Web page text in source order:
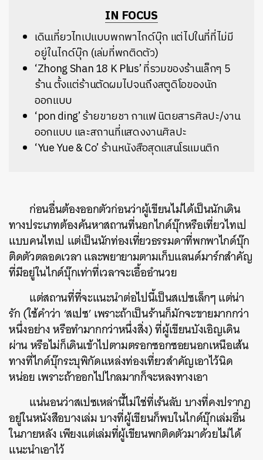
IN FOCUS
เดินเที่ยวไทเปแบบพกพาไกด์บุ๊ก แต่ไปในที่ที่ไม่มี
อยู่ในไกด์บุ๊ก (เล่มที่พกติดตัว)
‘Zhong Shan 18 K Plus’ ที่รวมของร้านเล็กๆ 5
ร้าน ตั้งแต่ร้านตัดผมไปจนถึงสตูดิโอของนัก
ออกแบบ
‘pon ding’ ร้ายขายชา กาแฟ นิตยสารศิลปะ/งาน
ออกแบบ และสถานที่แสดงงานศิลปะ
‘Yue Yue & Co’ ร้านหนังสือสุดแสนโรแมนติก
ก่อนอื่นต้องออกตัวก่อนว่าผู้เขียนไม่ได้เป็นนักเดิน
ทางประเภทต้องค้นหาสถานที่นอกไกด์บุ๊กหรือเที่ยวไทเป
แบบคนไทเป แต่เป็นนักท่องเที่ยวธรรมดาที่พกพาไกด์บุ๊ก
ติดตัวตลอดเวลา และพยายามตามเก็บแลนด์มาร์กสำคัญ
ที่มีอยู่ในไกด์บุ๊กเท่าที่เวลาจะเอื้ออำนวย
แต่สถานที่ที่จะแนะนำต่อไปนี้เป็นสเปซเล็กๆ แต่น่า
รัก (ใช้คำว่า ‘สเปซ’ เพราะถ้าเป็นร้านก็มักจะขายมากกว่า
หนึ่งอย่าง หรือทำมากกว่าหนึ่งสิ่ง) ที่ผู้เขียนบังเอิญเดิน
ผ่าน หรือไม่ก็เดินเข้าไปตามตรอกซอกซอยนอกเหนือเส้น
ทางที่ไกด์บุ๊กระบุพิกัดแหล่งท่องเที่ยวสำคัญเอาไว้นิด
หน่อย เพราะถ้าออกไปไกลมากก็จะหลงทางเอา
แน่นอนว่าสเปซเหล่านี้ไม่ใช่ที่เร้นลับ บางที่คงปรากฏ
อยู่ในหนังสือบางเล่ม บางที่ผู้เขียนก็พบในไกด์บุ๊กเล่มอื่น
ในภายหลัง เพียงแต่เล่มที่ผู้เขียนพกติดตัวมาด้วยไม่ได้
แนะนำเอาไว้